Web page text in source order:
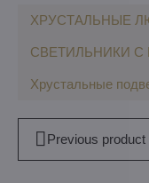
ХРУСТАЛЬНЫЕ
СВЕТИЛЬНИКИ
Хрустальные
Previous product